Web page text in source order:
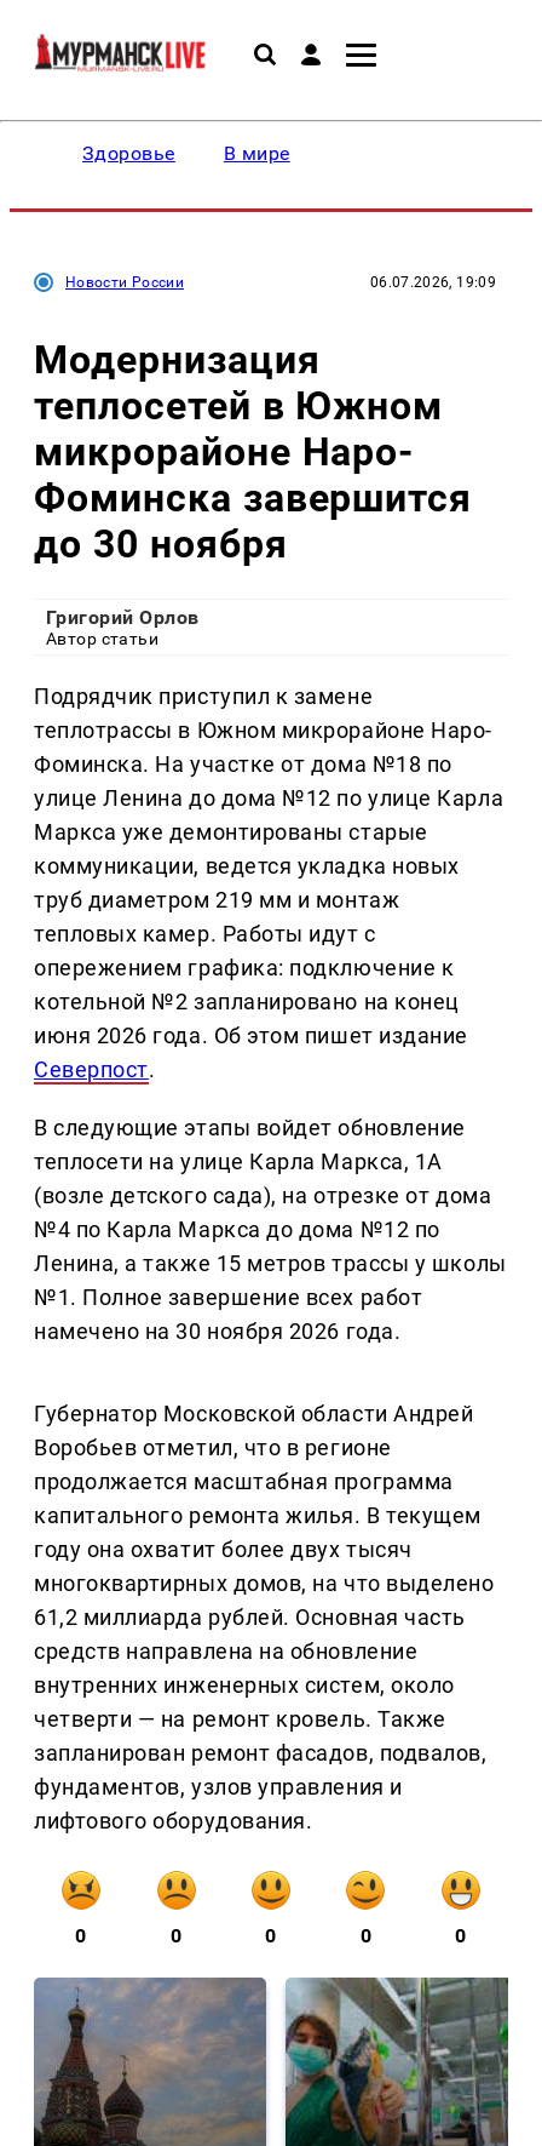
Здоровье В мире
Новости России 06.07.2026, 19:09
Модернизация
теплосетей в Южном
микрорайоне Наро-
Фоминска завершится
до 30 ноября
Григорий Орлов
Автор статьи
Подрядчик приступил к замене
теплотрассы в Южном микрорайоне Наро-
Фоминска. На участке от дома №18 по
улице Ленина до дома №12 по улице Карла
Маркса уже демонтированы старые
коммуникации, ведется укладка новых
труб диаметром 219 мм и монтаж
тепловых камер. Работы идут с
опережением графика: подключение к
котельной №2 запланировано на конец
июня 2026 года. Об этом пишет издание
Северпост.
В следующие этапы войдет обновление
теплосети на улице Карла Маркса, 1А
(возле детского сада), на отрезке от дома
№4 по Карла Маркса до дома №12 по
Ленина, а также 15 метров трассы у школы
№1. Полное завершение всех работ
намечено на 30 ноября 2026 года.
Губернатор Московской области Андрей
Воробьев отметил, что в регионе
продолжается масштабная программа
капитального ремонта жилья. В текущем
году она охватит более двух тысяч
многоквартирных домов, на что выделено
61,2 миллиарда рублей. Основная часть
средств направлена на обновление
внутренних инженерных систем, около
четверти — на ремонт кровель. Также
запланирован ремонт фасадов, подвалов,
фундаментов, узлов управления и
лифтового оборудования.
0 0 0 0 0